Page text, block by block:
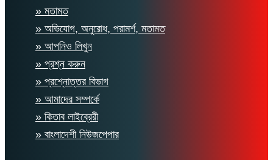
» মতামত
» অভিযোগ, অনুরোধ, পরামর্শ, মতামত
» আপনিও লিখুন
» প্রশ্ন করুন
» প্রশ্নোত্তর বিভাগ
» আমাদের সম্পর্কে
» কিতাব লাইব্রেরী
» বাংলাদেশী নিউজপেপার